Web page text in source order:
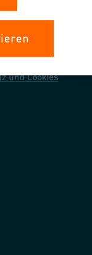
und Cookies